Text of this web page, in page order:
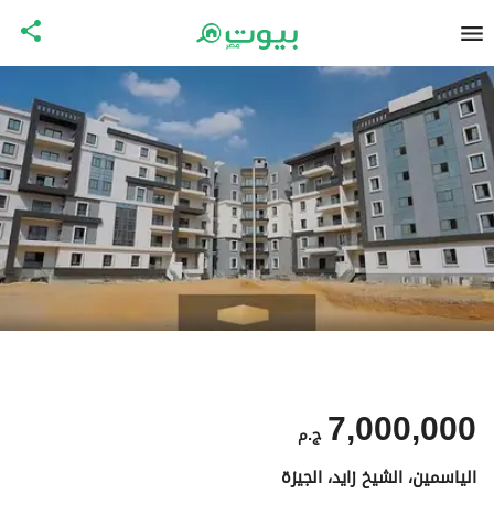
ج.م 7,000,000
الياسمين، الشيخ زايد، الجيزة